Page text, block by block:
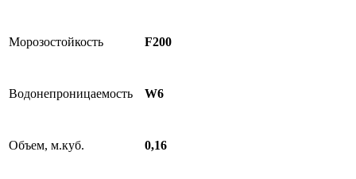
Морозостойкость F200
Водонепроницаемость W6
Объем, м.куб. 0,16